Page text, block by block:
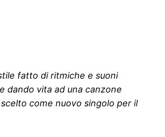
fatto di ritmiche e suoni
dando vita ad una canzone
come nuovo singolo per il